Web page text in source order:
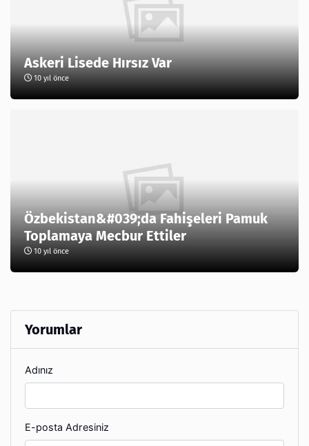
Askeri Lisede Hırsız Var
10 yıl önce
Özbekistan&#039;da Fahişeleri Pamuk
Toplamaya Mecbur Ettiler
10 yıl önce
Yorumlar
Adınız
E-posta Adresiniz